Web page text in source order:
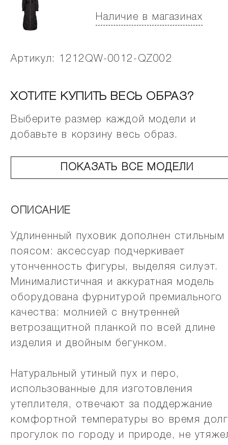
Наличие в магазинах
Артикул: 1212QW-0012-QZ002
ХОТИТЕ КУПИТЬ ВЕСЬ ОБРАЗ?
Выберите размер каждой модели и
добавьте в корзину весь образ.
ПОКАЗАТЬ ВСЕ МОДЕЛИ
ОПИСАНИЕ
Удлиненный пуховик дополнен стильным
поясом: аксессуар подчеркивает
утонченность фигуры, выделяя силуэт.
Минималистичная и аккуратная модель
оборудована фурнитурой премиального
качества: молнией с внутренней
ветрозащитной планкой по всей длине
изделия и двойным бегунком.
Натуральный утиный пух и перо,
использованные для изготовления
утеплителя, отвечают за поддержание
комфортной температуры во время
прогулок по городу и природе, не